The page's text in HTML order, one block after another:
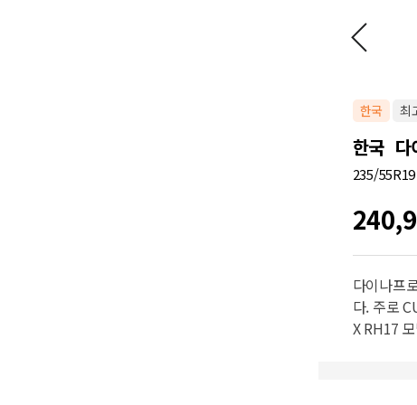
한국 최
한국
235/
다이나프
다. 주로
X RH17